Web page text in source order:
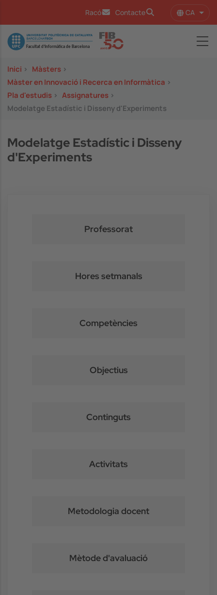
Racó Contacte CA
Image
Inici > Màsters >
Màster en Innovació i Recerca en Informàtica >
Pla d'estudis > Assignatures >
Modelatge Estadístic i Disseny d'Experiments
Modelatge Estadístic i Disseny
d'Experiments
Professorat
Hores setmanals
Competències
Objectius
Continguts
Activitats
Metodologia docent
Mètode d'avaluació